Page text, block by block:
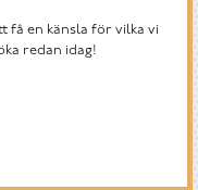
få en känsla för vilka vi
redan idag!